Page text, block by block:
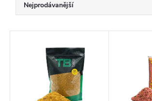
a
z
Nejprodávanější
Nejdražší
Abecedně